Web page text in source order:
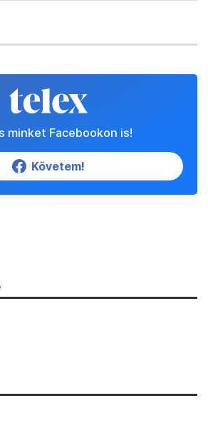
minket Facebookon is!
Követem!